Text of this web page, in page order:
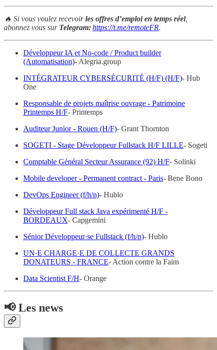
🔥 Si vous voulez recevoirles offres d’emploi en temps réel,
abonnez vous surTelegram:https://t.me/remoteFR.
Développeur IA et No-code / Product builder
(Automatisation)- Alegria.group
INTÉGRATEUR CYBERSÉCURITÉ (H/F) (H/F)- Hub
One
Responsable de projets maîtrise ouvrage - Patrimoine
Printemps H/F- Printemps
Auditeur Junior - Rouen (H/F)- Grant Thornton
SOGETI - Stage Développeur Fullstack H/F LILLE- Sogeti
Comptable Général Secteur Assurance (92) H/F- Solinki
Mobile developer - Permanent contract - Paris- Bene Bono
DevOps Engineer (f/h/n)- Hublo
Développeur Full stack Java expérimenté H/F -
BORDEAUX- Capgemini
Sénior Développeur·se Fullstack (f/h/n)- Hublo
UN·E CHARGE·E DE COLLECTE GRANDS
DONATEURS - FRANCE- Action contre la Faim
Data Scientist F/H- Orange
📢 Les news